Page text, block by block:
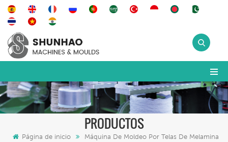
PRODUCTOS
Página de inicio
Máquina De Moldeo Por Telas De Melamina